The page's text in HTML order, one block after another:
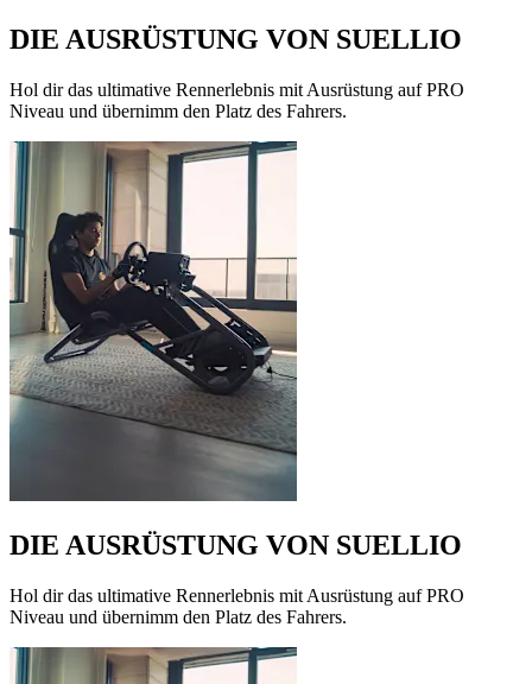
DIE AUSRÜSTUNG VON SUELLIO
Hol dir das ultimative Rennerlebnis mit Ausrüstung auf PRO
Niveau und übernimm den Platz des Fahrers.
DIE AUSRÜSTUNG VON SUELLIO
Hol dir das ultimative Rennerlebnis mit Ausrüstung auf PRO
Niveau und übernimm den Platz des Fahrers.